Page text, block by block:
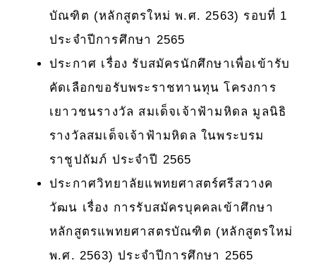
บัณฑิต (หลักสูตรใหม่ พ.ศ. 2563) รอบที่ 1
ประจำปีการศึกษา 2565
ประกาศ เรื่อง รับสมัครนักศึกษาเพื่อเข้ารับ
คัดเลือกขอรับพระราชทานทุน โครงการ
เยาวชนรางวัล สมเด็จเจ้าฟ้ามหิดล มูลนิธิ
รางวัลสมเด็จเจ้าฟ้ามหิดล ในพระบรม
ราชูปถัมภ์ ประจำปี 2565
ประกาศวิทยาลัยแพทยศาสตร์ศรีสวางค
วัฒน เรื่อง การรับสมัครบุคคลเข้าศึกษา
หลักสูตรแพทยศาสตรบัณฑิต (หลักสูตรใหม่
พ.ศ. 2563) ประจำปีการศึกษา 2565